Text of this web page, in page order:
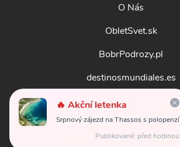
🔥 Akční letenka
Srpnový zájezd na Thassos s polopenzí
Publikované: před hodinou
O Nás
ObletSvet.sk
BobrPodrozy.pl
destinosmundiales.es
guidadestinazioni.it
© 2026 obletsvet.cz